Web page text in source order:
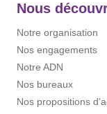
Nous
Notre organisation
Nos engagements
Notre ADN
Nos bureaux
Nos propositions